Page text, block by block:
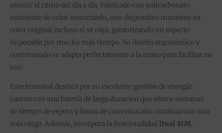
resistir el ritmo del día a día. Fabricado con policarbonato
resistente de color texturizado, este dispositivo mantiene su
color original incluso si se raya, garantizando un aspecto
impecable por mucho más tiempo. Su diseño ergonómico y
contorneado se adapta perfectamente a la mano para facilitar su
uso.
Este terminal destaca por su excelente gestión de energía:
cuenta con una batería de larga duración que ofrece semanas
de tiempo de espera y horas de conversación continua con una
sola carga. Además, incorpora la funcionalidad Dual SIM,